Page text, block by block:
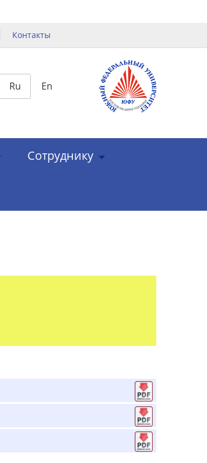
Контакты
Ru En
Сотруднику